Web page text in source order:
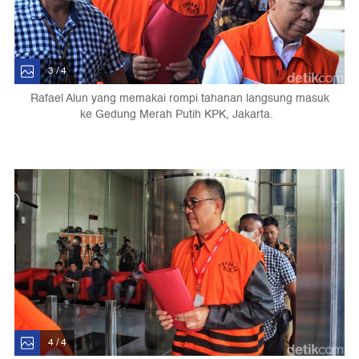
3 / 4
Rafael Alun yang memakai rompi tahanan langsung masuk
ke Gedung Merah Putih KPK, Jakarta.
4 / 4